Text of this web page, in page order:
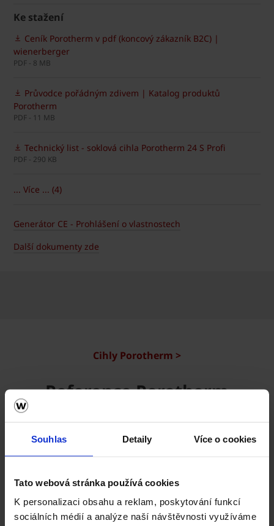
Souhlas Detaily Více o cookies
Tato webová stránka používá cookies
K personalizaci obsahu a reklam, poskytování funkcí
sociálních médií a analýze naší návštěvnosti využíváme
Ke stažení
Ceník Porotherm v pdf (koncový zákazník B2C) |
wienerberger
PDF - 8 MB
Průvodce pořádným zdivem | Katalog produktů
Porotherm
PDF - 11 MB
Technický list - soklová cihla Porotherm 24 S Profi
PDF - 290 KB
... Více ... (4)
Generátor CE - Prohlášení o vlastnostech
Další dokumenty zde
Cihly Porotherm >
Reference Porotherm